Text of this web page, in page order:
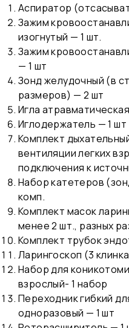
Аспиратор
Зажим
изогнутый — 1 шт.
Зажим
— 1 шт
Зонд желудочный (в
размеров) — 2 шт
Игла
Иглодержатель — 1 шт
Комплект
вентиляции легких
подключения к
Набор катетеров
комп.
Комплект масок
менее 2 шт., разных
Комплект трубок
Ларингоскоп (3
Набор для
взрослый- 1 набор
Переходник гибкий
одноразовый — 1 шт